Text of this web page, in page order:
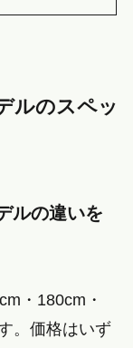
ルのスペッ
ルの違いを
・180cm・
。価格はいず